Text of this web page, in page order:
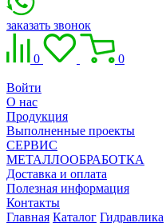
заказать звонок
0 0
Войти
О нас
Продукция
Выполненные проекты
СЕРВИС
МЕТАЛЛООБРАБОТКА
Доставка и оплата
Полезная информация
Контакты
Главная Каталог Гидравлика